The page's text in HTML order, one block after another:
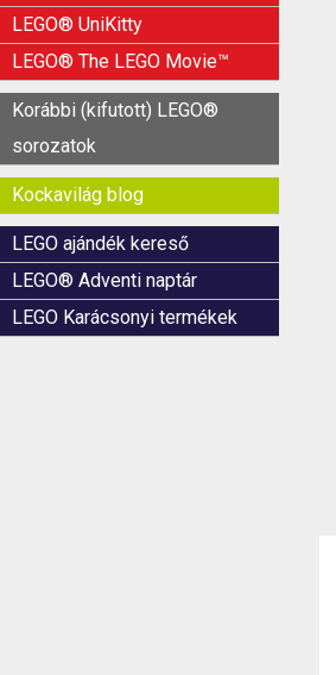
LEGO® UniKitty
LEGO® The LEGO Movie™
Korábbi (kifutott) LEGO®
sorozatok
Kockavilág blog
LEGO ajándék kereső
LEGO® Adventi naptár
LEGO Karácsonyi termékek